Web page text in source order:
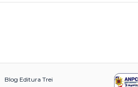
Blog Editura Trei